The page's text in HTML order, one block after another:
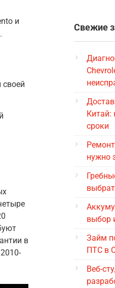
и
своей
в
Свежие
Китай:
сроки
нужно
выбор
Займ
ПТС в
Веб-